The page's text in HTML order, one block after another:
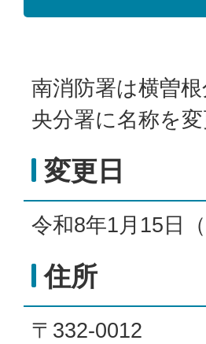
南消防署は横曽
央分署に名称を変
変更日
令和8年1月15日（
住所
〒332-0012